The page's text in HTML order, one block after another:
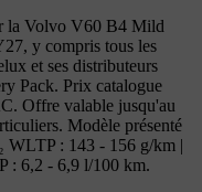
la Volvo V60 B4 Mild
y compris tous les
et ses distributeurs
Pack. Prix catalogue
Offre valable jusqu'au
Modèle présenté
WLTP : 143 - 156 g/km |
: 6,2 - 6,9 l/100 km.